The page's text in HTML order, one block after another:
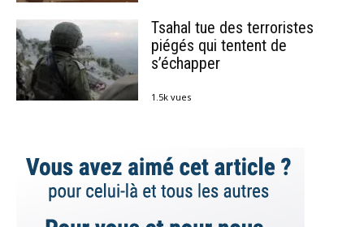
Tsahal tue des terroristes
piégés qui tentent de
s’échapper
1.5k vues